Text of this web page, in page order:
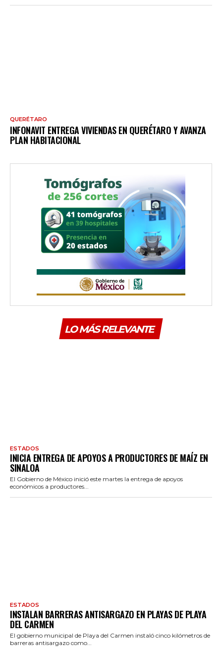
QUERÉTARO
INFONAVIT ENTREGA VIVIENDAS EN QUERÉTARO Y AVANZA
PLAN HABITACIONAL
LO MÁS RELEVANTE
ESTADOS
INICIA ENTREGA DE APOYOS A PRODUCTORES DE MAÍZ EN
SINALOA
El Gobierno de México inició este martes la entrega de apoyos
económicos a productores...
ESTADOS
INSTALAN BARRERAS ANTISARGAZO EN PLAYAS DE PLAYA
DEL CARMEN
El gobierno municipal de Playa del Carmen instaló cinco kilómetros de
barreras antisargazo como...